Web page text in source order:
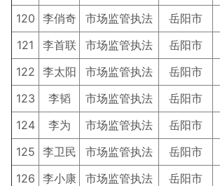
120 李俏奇 市场监管执法 岳阳市
121
李首联 市场监管执法 岳阳市
122 李太阳 市场监管执法 岳阳市
123
李韬 市场监管执法 岳阳市
124
李为 市场监管执法 岳阳市
125 李卫民 市场监管执法 岳阳市
126 李小康 市场监管执法 岳阳市